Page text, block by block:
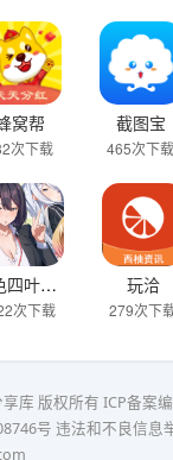
窝帮
次下载
截图宝
465次下载
夏色四叶草（中文版）
次下载
玩洽
279次下
库 版权所有 ICP备案
号 违法和不良信息